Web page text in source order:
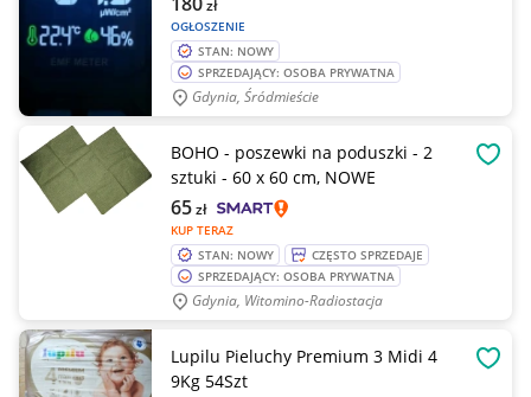
OGŁOSZENIE
zł
STAN: NOWY
SPRZEDAJĄCY: OSOBA PRYWATNA
Gdynia, Śródmieście
BOHO - poszewki na poduszki - 2
sztuki - 60 x 60 cm, NOWE
KUP TERAZ
65zł
STAN: NOWY
CZĘSTO SPRZEDAJE
SPRZEDAJĄCY: OSOBA PRYWATNA
Gdynia, Witomino-Radiostacja
Lupilu Pieluchy Premium 3 Midi 4
9Kg 54Szt